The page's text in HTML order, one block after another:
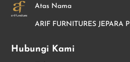
Atas Nama
ARIF FURNITURES JEPARA P
Hubungi Kami